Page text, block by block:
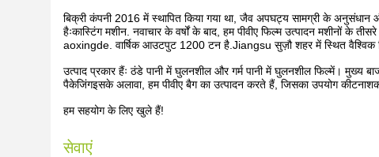
बिक्री कंपनी 2016 में स्थापित किया गया था, जैव अपघट्य सामग्री के अनुसंधान
हैःकास्टिंग मशीन. नवाचार के वर्षों के बाद, हम पीवीए फिल्म उत्पादन मशीनों के
aoxingde. वार्षिक आउटपुट 1200 टन है.Jiangsu सुज़ौ शहर में स्थित वैश्विक
उत्पाद प्रकार हैंः ठंडे पानी में घुलनशील और गर्म पानी में घुलनशील फिल्में। मुख्य
पैकेजिंगइसके अलावा, हम पीवीए बैग का उत्पादन करते हैं, जिसका उपयोग
हम सहयोग के लिए खुले हैं!
सेवाएं